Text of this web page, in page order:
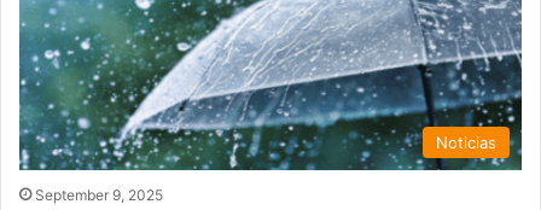
Noticias
September 9, 2025